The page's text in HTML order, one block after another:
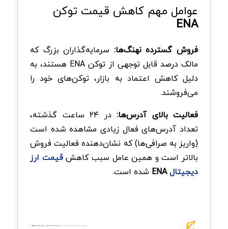
عوامل مهم کاهش قیمت توکن
ENA
فروش گسترده نهنگ‌ها: سرمایه‌گذاران بزرگ که
مالک درصد قابل توجهی از توکن ENA هستند، به
دلیل کاهش اعتماد به بازار، توکن‌های خود را
می‌فروشند.
فعالیت بالای آدرس‌ها:
در ۲۴ ساعت گذشته،
تعداد آدرس‌های فعال زیادی مشاهده شده است
(واریز به صرافی‌ها) که نشان‌دهنده فعالیت فروش
بالاتر است و همین عامل سبب کاهشقیمت ارز
دیجیتالENA شده است.